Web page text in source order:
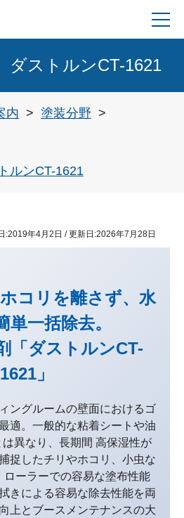
ストルンCT-1621
内 塗装分野
ルンCT-1621
:2019年4月2日 / 更新日:2026年7月28日
コリを離さず、水
単一括除去。
「ダストルンCT-
1621」
ングルームの壁面におけるゴ
適。一般的な粘着シートや油
は異なり、長期間 高保湿性が
捉したチリやホコリ、小虫な
ローラーでの容易な塗布性能
きによる容易な除去性能を両
上とブースメンテナンスの大